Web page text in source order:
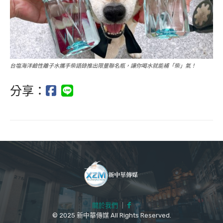
台塩海洋鹼性離子水攜手柴語錄推出限量聯名瓶，讓你喝水就能補「柴」氣！
分享：
關於我們 ｜
© 2025 新中華傳媒 All Rights Reserved.